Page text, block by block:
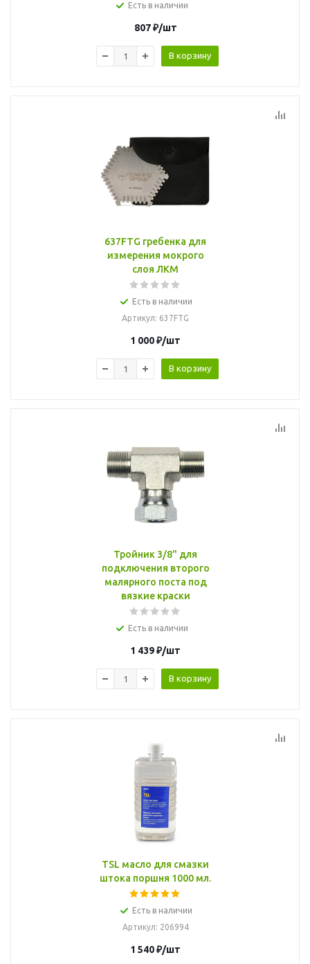
Есть в наличии
807₽/шт
В корзину
637FTG гребенка для
измерения мокрого
слоя ЛКМ
Есть в наличии
Артикул: 637FTG
1 000₽/шт
В корзину
Тройник 3/8" для
подключения второго
малярного поста под
вязкие краски
Есть в наличии
1 439₽/шт
В корзину
TSL масло для смазки
штока поршня 1000 мл.
Есть в наличии
Артикул: 206994
1 540₽/шт